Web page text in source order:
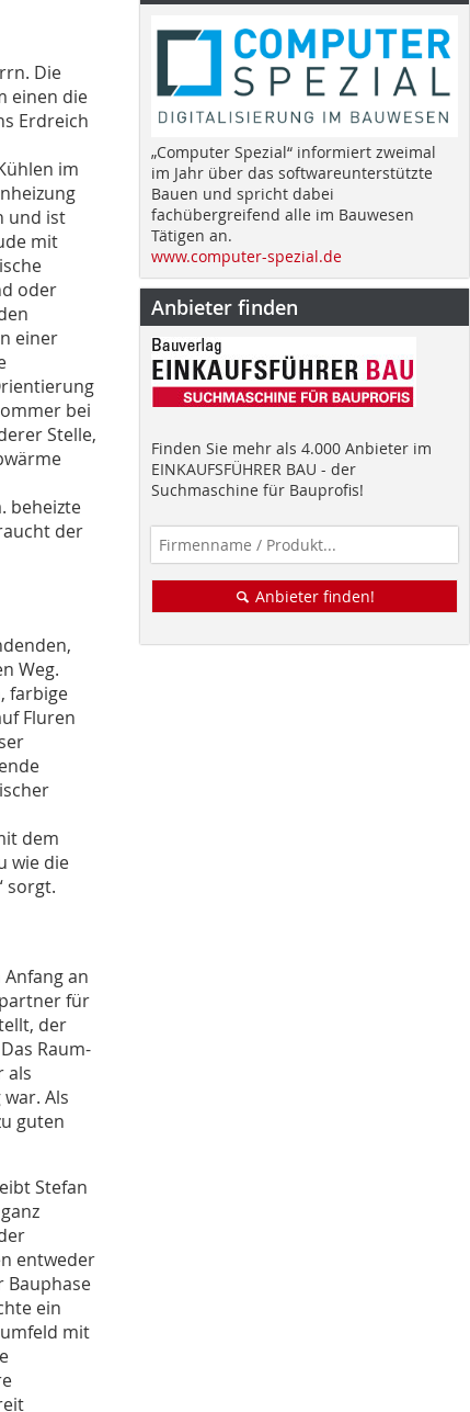
Die
einen die
Erdreich
im
und ist
mit
oder
einer
bei
Stelle,
beheizte
der
Weg.
farbige
Fluren
dem
wie die
sorgt.
an
für
der
Raum-
als
Als
guten
Stefan
entweder
Bauphase
ein
mit
„Computer Spezial“ informiert zweimal
im Jahr über das softwareunterstützte
Bauen und spricht dabei
fachübergreifend alle im Bauwesen
Tätigen an.
www.computer-spezial.de
Anbieter finden
Finden Sie mehr als 4.000 Anbieter im
EINKAUFSFÜHRER BAU - der
Suchmaschine für Bauprofis!
Anbieter finden!